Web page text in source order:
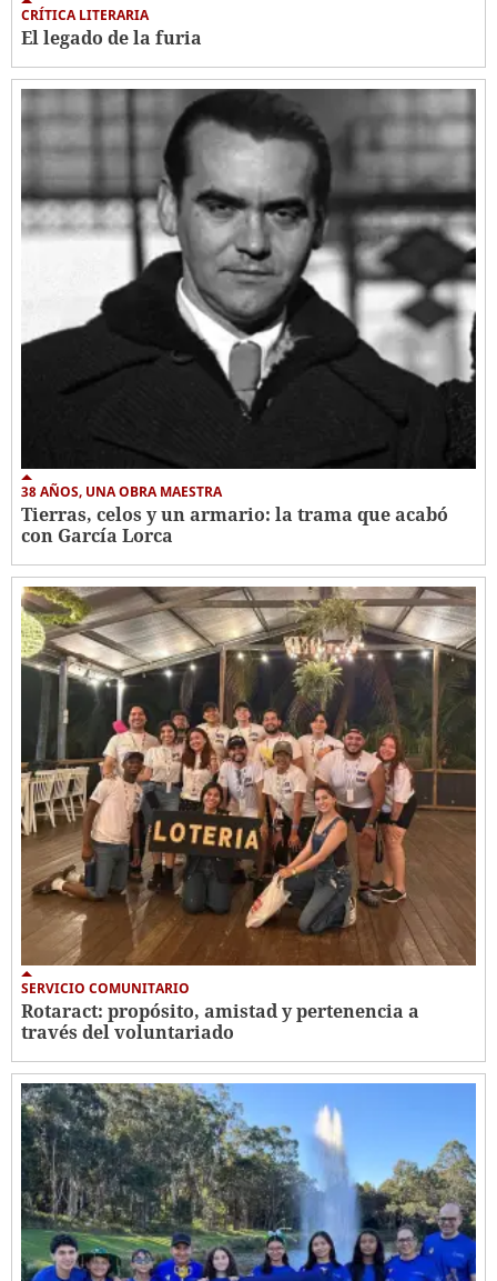
CRÍTICA LITERARIA
El legado de la furia
38 AÑOS, UNA OBRA MAESTRA
Tierras, celos y un armario: la trama que acabó
con García Lorca
SERVICIO COMUNITARIO
Rotaract: propósito, amistad y pertenencia a
través del voluntariado